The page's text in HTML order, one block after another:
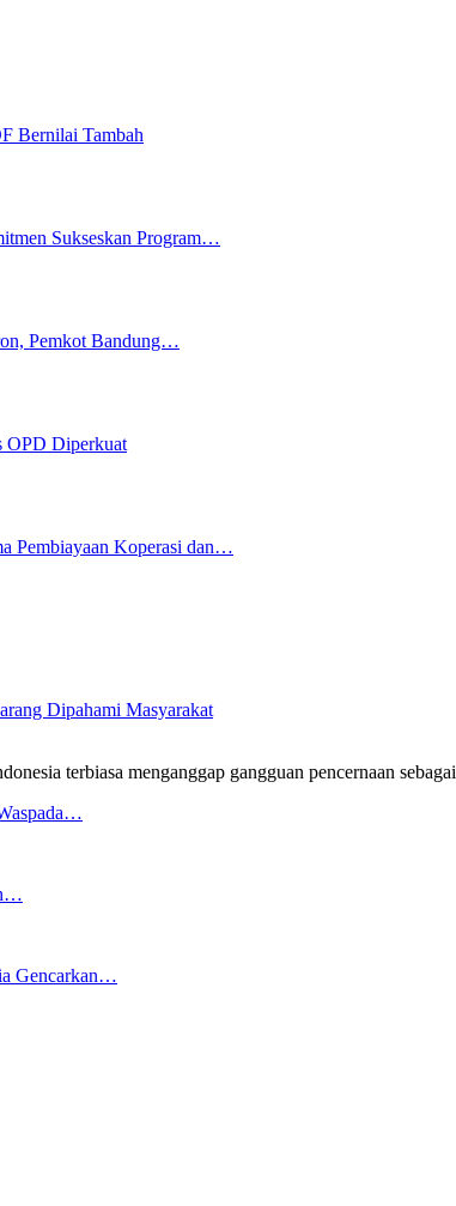
Bernilai Tambah
Sukseskan Program…
Pemkot Bandung…
OPD Diperkuat
Pembiayaan Koperasi dan…
Dipahami Masyarakat
terbiasa menganggap gangguan pencernaan sebagai
Gencarkan…